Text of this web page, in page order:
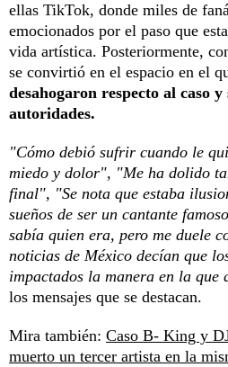
ellas TikTok, donde miles de
emocionados por el paso que
vida artística. Posteriormente,
se convirtió en el espacio en el
desahogaron respecto al caso
autoridades.
"Cómo debió sufrir cuando le
miedo y dolor", "Me ha dolido
final", "Se nota que estaba
sueños de ser un cantante
sabía quien era, pero me duele
noticias de México decían que
impactados la manera en la que
los mensajes que se destacan.
Mira también: Caso B- King y
muerto un tercer artista en la